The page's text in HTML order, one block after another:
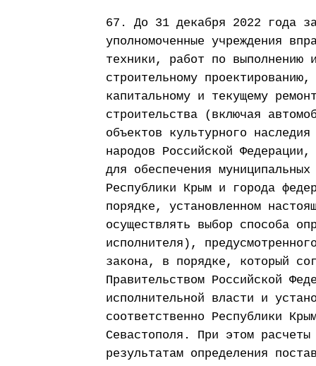
67. До 31 декабря 2022 года
уполномоченные учреждения
техники, работ по выполнению
строительному
капитальному и текущему
строительства (включая
объектов культурного
народов Российской
для обеспечения
Республики Крым и города
порядке, установленном
осуществлять выбор способа
исполнителя),
закона, в порядке, который
Правительством Российской
исполнительной власти и
соответственно Республики
Севастополя. При этом
результатам определения